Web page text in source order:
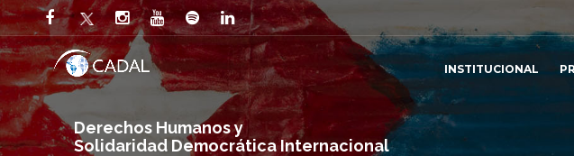
Derechos Humanos y
Solidaridad Democrática Internacional
INSTITUCIONAL